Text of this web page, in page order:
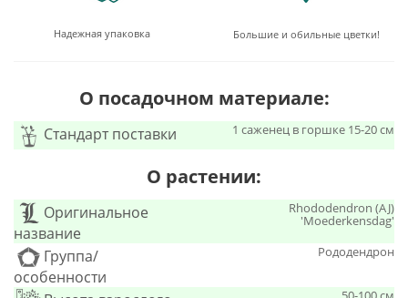
Надежная упаковка Большие и обильные цветки!
О посадочном материале:
Стандарт поставки 1 саженец в горшке 15-20 см
О растении:
Оригинальное
название
Rhododendron (AJ)
'Moederkensdag'
Группа/
особенности
Рододендрон